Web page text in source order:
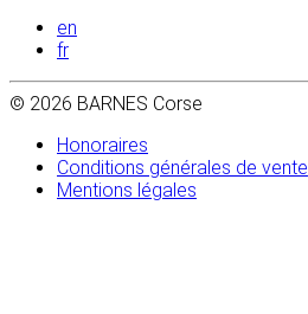
en
fr
© 2026 BARNES Corse
Honoraires
Conditions générales de vente
Mentions légales